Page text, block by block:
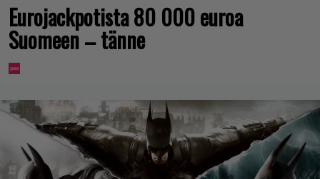
Eurojackpotista 80 000 euroa
Suomeen – tänne